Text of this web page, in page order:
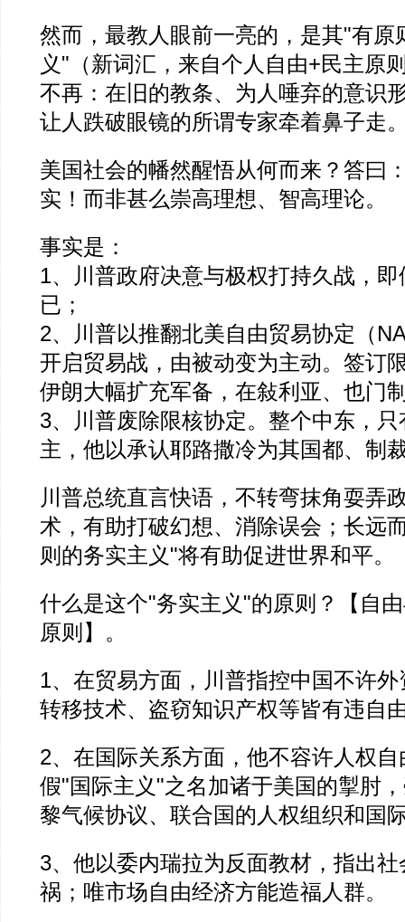
然而，最教人眼前一亮的，是其"有原
义"（新词汇，来自个人自由+民主原
不再：在旧的教条、为人唾弃的意识
让人跌破眼镜的所谓专家牵着鼻子走
美国社会的幡然醒悟从何而来？答曰
实！而非甚么崇高理想、智高理论。
事实是：
1、川普政府决意与极权打持久战，
已；
2、川普以推翻北美自由贸易协定（
开启贸易战，由被动变为主动。签订
伊朗大幅扩充军备，在敍利亚、也门
3、川普废除限核协定。整个中东，
主，他以承认耶路撒冷为其国都、制
川普总统直言快语，不转弯抹角耍弄
术，有助打破幻想、消除误会；长远
则的务实主义"将有助促进世界和平。
什么是这个"务实主义"的原则？【自
原则】。
1、在贸易方面，川普指控中国不许
转移技术、盗窃知识产权等皆有违自
2、在国际关系方面，他不容许人权
假"国际主义"之名加诸于美国的掣肘
黎气候协议、联合国的人权组织和国
3、他以委内瑞拉为反面教材，指出
祸；唯市场自由经济方能造福人群。